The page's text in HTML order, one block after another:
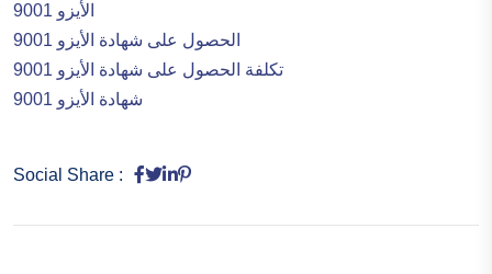
الأيزو 9001
الحصول على شهادة الأيزو 9001
تكلفة الحصول على شهادة الأيزو 9001
شهادة الأيزو 9001
Social Share :